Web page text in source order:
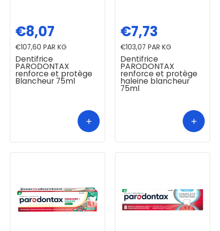
Dentifrice
PARODONTAX
renforce et protège
Blancheur 75ml
€8,07
€107,60 PAR KG
Dentifrice
PARODONTAX
renforce et protège
haleine blancheur
75ml
€7,73
€103,07 PAR KG